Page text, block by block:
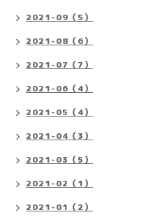
2021-09（5）
2021-08（6）
2021-07（7）
2021-06（4）
2021-05（4）
2021-04（3）
2021-03（5）
2021-02（1）
2021-01（2）